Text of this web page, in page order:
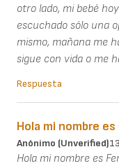
otro lado, mi bebé
escuchado sólo una
mismo, mañana me
sigue con vida o me
Respuesta
Hola mi nombre es
Anónimo (unverified)
Hola mi nombre es